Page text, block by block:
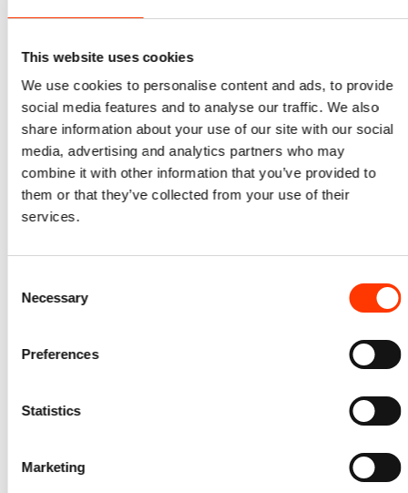
This website uses cookies
We use cookies to personalise content and ads, to provide
social media features and to analyse our traffic. We also
share information about your use of our site with our social
media, advertising and analytics partners who may
combine it with other information that you’ve provided to
them or that they’ve collected from your use of their
services.
Selection
Necessary
Preferences
Statistics
Marketing
LinkedIn
Frederik Van De Velde
Chief Executive Officer van ArcelorMittal Belgium en voorzitter
van het managementcomité.
LinkedIn